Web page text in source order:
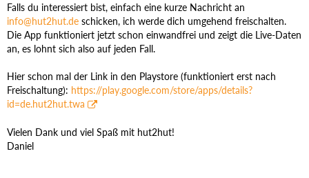
Falls du interessiert bist, einfach eine kurze Nachricht an
info@hut2hut.de schicken, ich werde dich umgehend freischalten.
Die App funktioniert jetzt schon einwandfrei und zeigt die Live-Daten
an, es lohnt sich also auf jeden Fall.
Hier schon mal der Link in den Playstore (funktioniert erst nach
Freischaltung): https://play.google.com/store/apps/details?
id=de.hut2hut.twa
Vielen Dank und viel Spaß mit hut2hut!
Daniel